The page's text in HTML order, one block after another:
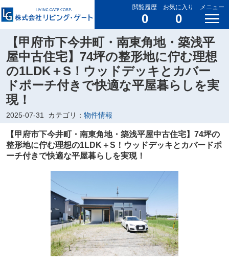
閲覧履歴
0
お気に入り
0
メニュー
【甲府市下今井町・南東角地・築浅平
屋中古住宅】74坪の整形地に佇む理想
の1LDK＋S！ウッドデッキとカバー
ドポーチ付きで快適な平屋暮らしを実
現！
2025-07-31 カテゴリ： 物件情報
【甲府市下今井町・南東角地・築浅平屋中古住宅】74坪の
整形地に佇む理想の1LDK＋S！ウッドデッキとカバードポ
ーチ付きで快適な平屋暮らしを実現！